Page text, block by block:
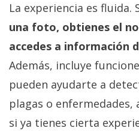
La experiencia es fluida.
una foto, obtienes el
accedes a información
Además, incluye
pueden ayudarte a
plagas o
si ya tienes cierta